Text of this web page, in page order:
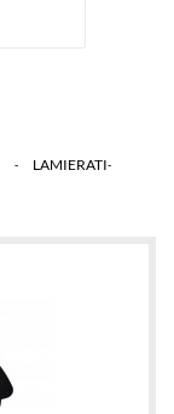
>
LAMIERATI